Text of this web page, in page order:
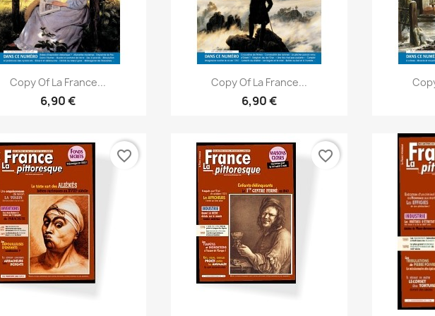
Aperçu rapide
Copy Of La France...
6,90 €
Aperçu rapide
Copy Of La France...
6,90 €

favorite_border favorite_border